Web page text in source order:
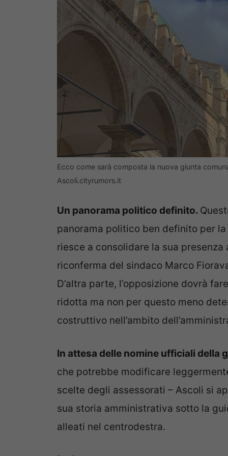
Ecco come sarà composta la nuova giunta
Ascoli.cityrumors.it
Un panorama politico definito.
panorama politico ben definito per
riesce a consolidare la sua
riconferma del sindaco Marco
D’altra parte, l’opposizione dovrà
ridotta ma non per questo meno
costruttivo nell’ambito
In attesa delle nomine ufficiali della
che potrebbe modificare
scelte degli assessorati – Ascoli si
sua storia amministrativa sotto la
alleati nel centrodestra.